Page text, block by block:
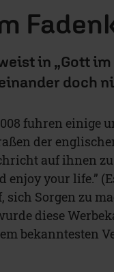
in „Gott
doch
fuhren einige
der
auf ihnen zu
enjoy your life.”
sich Sorgen zu
diese
bekanntesten